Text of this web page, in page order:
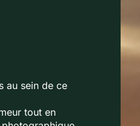
au sein de ce
tout en